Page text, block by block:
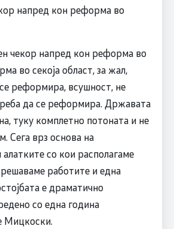
напред кон реформа во
чекор напред кон реформа во
во секоја област, за жал,
реформира, всушност, не
да се реформира. Државата
туку комплетно потоната и не
Сега врз основа на
со кои располагаме
работите и една
е драматично
со една година
Мицкоски.